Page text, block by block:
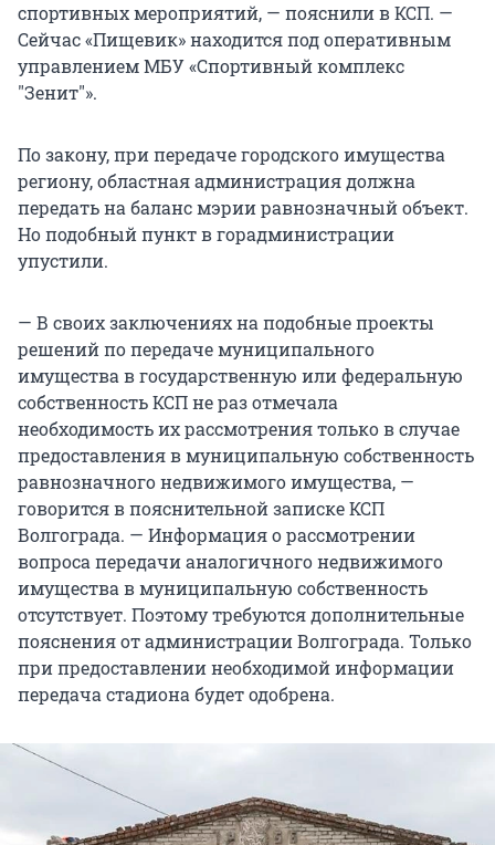
спортивных мероприятий, — пояснили в КСП. —
Сейчас «Пищевик» находится под оперативным
управлением МБУ «Спортивный комплекс
"Зенит"».
По закону, при передаче городского имущества
региону, областная администрация должна
передать на баланс мэрии равнозначный объект.
Но подобный пункт в горадминистрации
упустили.
— В своих заключениях на подобные проекты
решений по передаче муниципального
имущества в государственную или федеральную
собственность КСП не раз отмечала
необходимость их рассмотрения только в случае
предоставления в муниципальную собственность
равнозначного недвижимого имущества, —
говорится в пояснительной записке КСП
Волгограда. — Информация о рассмотрении
вопроса передачи аналогичного недвижимого
имущества в муниципальную собственность
отсутствует. Поэтому требуются дополнительные
пояснения от администрации Волгограда. Только
при предоставлении необходимой информации
передача стадиона будет одобрена.